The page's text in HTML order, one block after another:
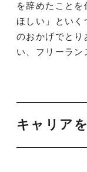
を辞めたこと
ほしい」といく
のおかげでとり
い、フリーラン
キャリア